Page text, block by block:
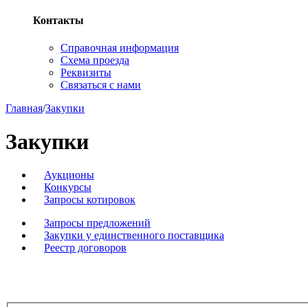
Контакты
Справочная информация
Схема проезда
Реквизиты
Связаться с нами
Главная/Закупки
Закупки
Аукционы
Конкурсы
Запросы котировок
Запросы предложений
Закупки у единственного поставщика
Реестр договоров